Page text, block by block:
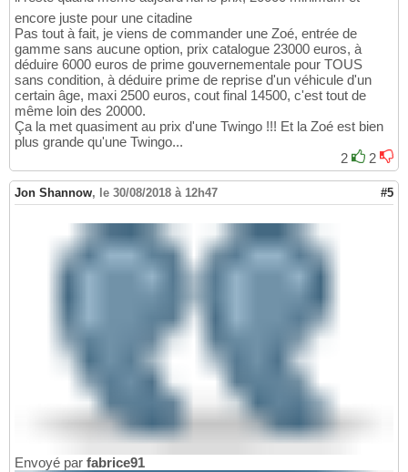
encore juste pour une citadine
Pas tout à fait, je viens de commander une Zoé, entrée de
gamme sans aucune option, prix catalogue 23000 euros, à
déduire 6000 euros de prime gouvernementale pour TOUS
sans condition, à déduire prime de reprise d'un véhicule d'un
certain âge, maxi 2500 euros, cout final 14500, c'est tout de
même loin des 20000.
Ça la met quasiment au prix d'une Twingo !!! Et la Zoé est bien
plus grande qu'une Twingo...
2
2
Jon Shannow, le 30/08/2018 à 12h47 #5
Envoyé par fabrice91